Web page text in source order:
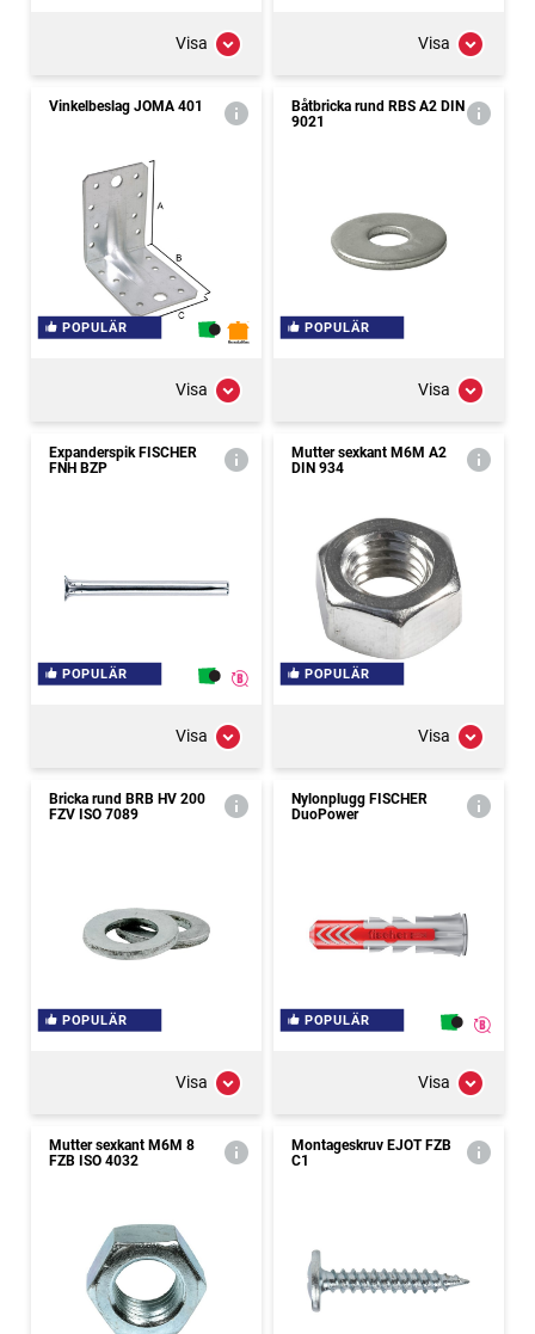
Visa Visa
Vinkelbeslag JOMA 401
POPULÄR
Visa
Båtbricka rund RBS A2 DIN
9021
POPULÄR
Visa
Expanderspik FISCHER
FNH BZP
POPULÄR
Visa
Mutter sexkant M6M A2
DIN 934
POPULÄR
Visa
Bricka rund BRB HV 200
FZV ISO 7089
POPULÄR
Visa
Nylonplugg FISCHER
DuoPower
POPULÄR
Visa
Mutter sexkant M6M 8
FZB ISO 4032
Montageskruv EJOT FZB
C1